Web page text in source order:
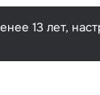
13 лет,